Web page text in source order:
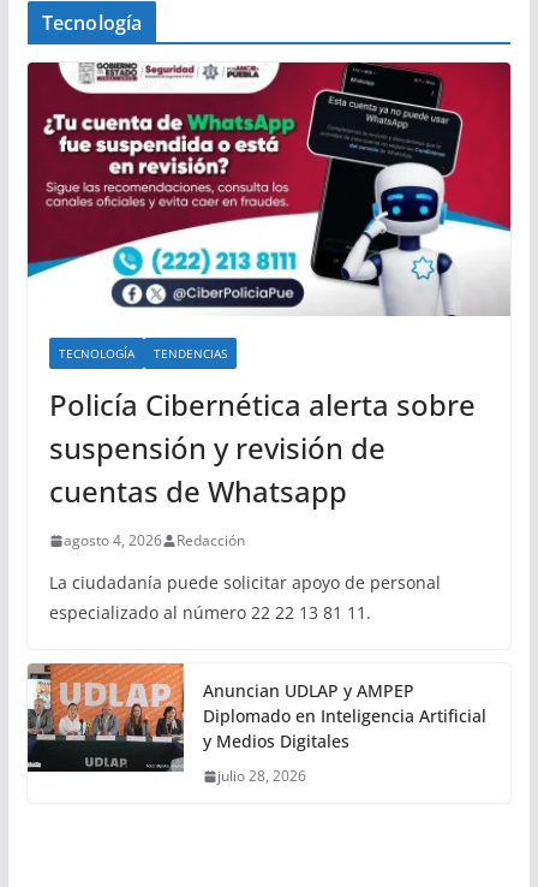
Tecnología
TECNOLOGÍA TENDENCIAS
Policía Cibernética alerta sobre
suspensión y revisión de
cuentas de Whatsapp
agosto 4, 2026 Redacción
La ciudadanía puede solicitar apoyo de personal
especializado al número 22 22 13 81 11.
Anuncian UDLAP y AMPEP
Diplomado en Inteligencia Artificial
y Medios Digitales
julio 28, 2026